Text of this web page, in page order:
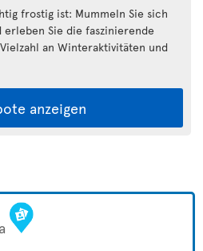
frostig ist: Mummeln Sie sich
Sie die faszinierende
an Winteraktivitäten und
anzeigen